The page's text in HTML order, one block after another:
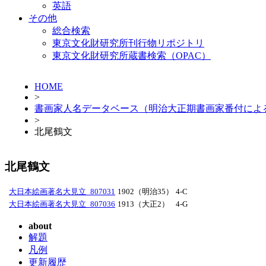
英語
その他
総合検索
東京文化財研究所刊行物リポジトリ
東京文化財研究所蔵書検索（OPAC）
HOME
>
書画家人名データベース（明治大正期書画家番付によ
>
北尾鶴文
北尾鶴文
大日本絵画著名大見立_807031 1902（明治35）
4-C
大日本絵画著名大見立_807036 1913（大正2） 4-G
about
解題
凡例
更新履歴